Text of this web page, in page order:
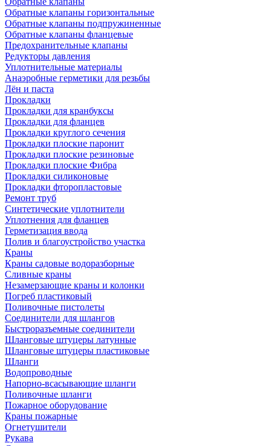
Обратные клапаны горизонтальные
Обратные клапаны подпружиненные
Обратные клапаны фланцевые
Предохранительные клапаны
Редукторы давления
Уплотнительные материалы
Анаэробные герметики для резьбы
Лён и паста
Прокладки
Прокладки для кранбуксы
Прокладки для фланцев
Прокладки круглого сечения
Прокладки плоские паронит
Прокладки плоские резиновые
Прокладки плоские Фибра
Прокладки силиконовые
Прокладки фторопластовые
Ремонт труб
Синтетические уплотнители
Уплотнения для фланцев
Герметизация ввода
Полив и благоустройство участка
Краны
Краны садовые водоразборные
Сливные краны
Незамерзающие краны и колонки
Погреб пластиковый
Поливочные пистолеты
Соединители для шлангов
Быстроразъемные соединители
Шланговые штуцеры латунные
Шланговые штуцеры пластиковые
Шланги
Водопроводные
Напорно-всасывающие шланги
Поливочные шланги
Пожарное оборудование
Краны пожарные
Огнетушители
Рукава